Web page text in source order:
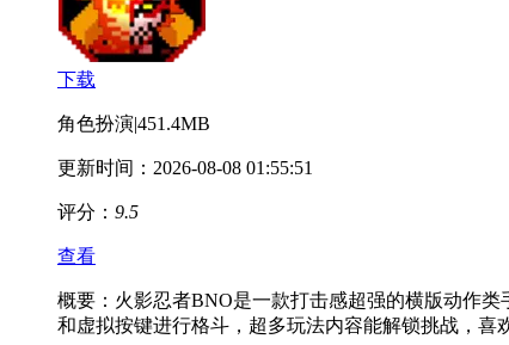
下载
角色扮演|451.4MB
更新时间：2026-08-08 01:55:51
评分： 9.5
查看
概要： 火影忍者BNO是一款打击感超强的横版动作
和虚拟按键进行格斗，超多玩法内容能解锁挑战，喜